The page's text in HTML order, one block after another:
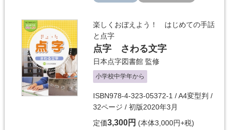
楽しくおぼえよう！ はじめての手話
と点字
点字 さわる文字
日本点字図書館 監修
小学校中学年から
ISBN978-4-323-05372-1 / A4変型判 /
32ページ / 初版2020年3月
定価3,300円 (本体3,000円+税)